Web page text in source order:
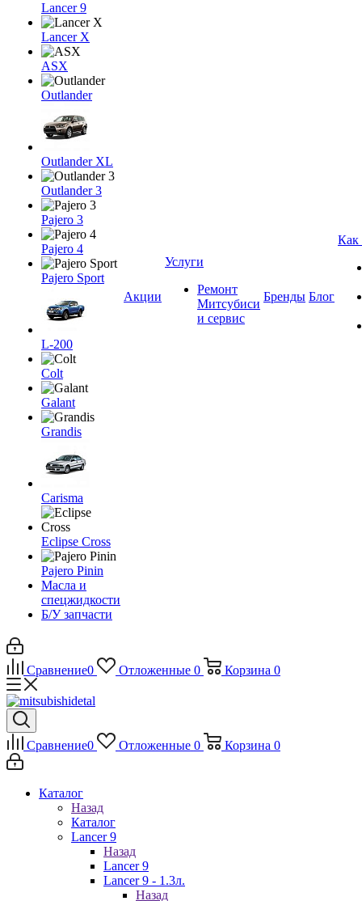
Lancer 9
Lancer X
ASX
Outlander
Outlander XL
Outlander 3
Pajero 3
Pajero 4
Pajero Sport
L-200
Colt
Galant
Grandis
Carisma
Eclipse Cross
Pajero Pinin
Масла и
спецжидкости
Б/У запчасти
Акции
Услуги
Ремонт
Митсубиси
и сервис
Бренды Блог
Как
Сравнение0 Отложенные 0 Корзина 0
Сравнение0 Отложенные 0 Корзина 0
Каталог
Назад
Каталог
Lancer 9
Назад
Lancer 9
Lancer 9 - 1.3л.
Назад